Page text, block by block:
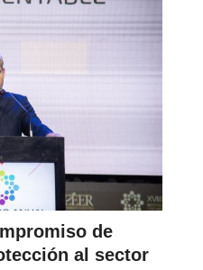
de
al sector